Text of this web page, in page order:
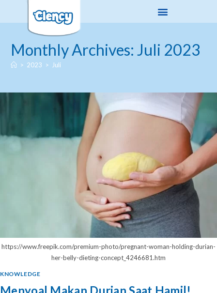
Monthly Archives: Juli 2023
> 2023 > Juli
https://www.freepik.com/premium-photo/pregnant-woman-holding-durian-
her-belly-dieting-concept_4246681.htm
KNOWLEDGE